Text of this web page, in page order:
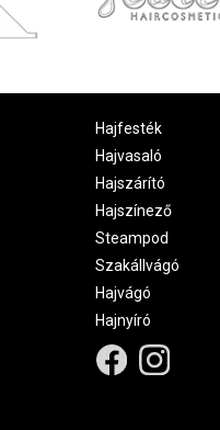
Hajfesték
Hajvasaló
Hajszárító
Hajszínező
Steampod
Szakállvágó
Hajvágó
Hajnyíró